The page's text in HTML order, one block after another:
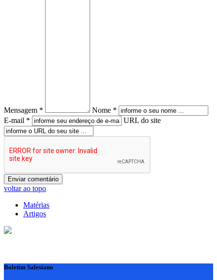
Mensagem *
Nome *
E-mail *
URL do site
voltar ao topo
Matérias
Artigos
Boletim Salesiano